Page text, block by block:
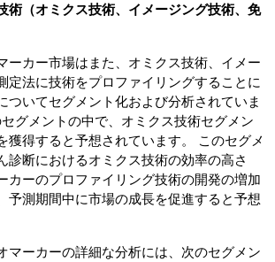
術（オミクス技術、イメージング技術、免
ーカー市場はまた、オミクス技術、イメー
定法に技術をプロファイリングすることに
ついてセグメント化および分析されていま
グメントの中で、オミクス技術セグメン
獲得すると予想されています。 このセグメ
診断におけるオミクス技術の効率の高さ
カーのプロファイリング技術の開発の増加
予測期間中に市場の成長を促進すると予想
マーカーの詳細な分析には、次のセグメン